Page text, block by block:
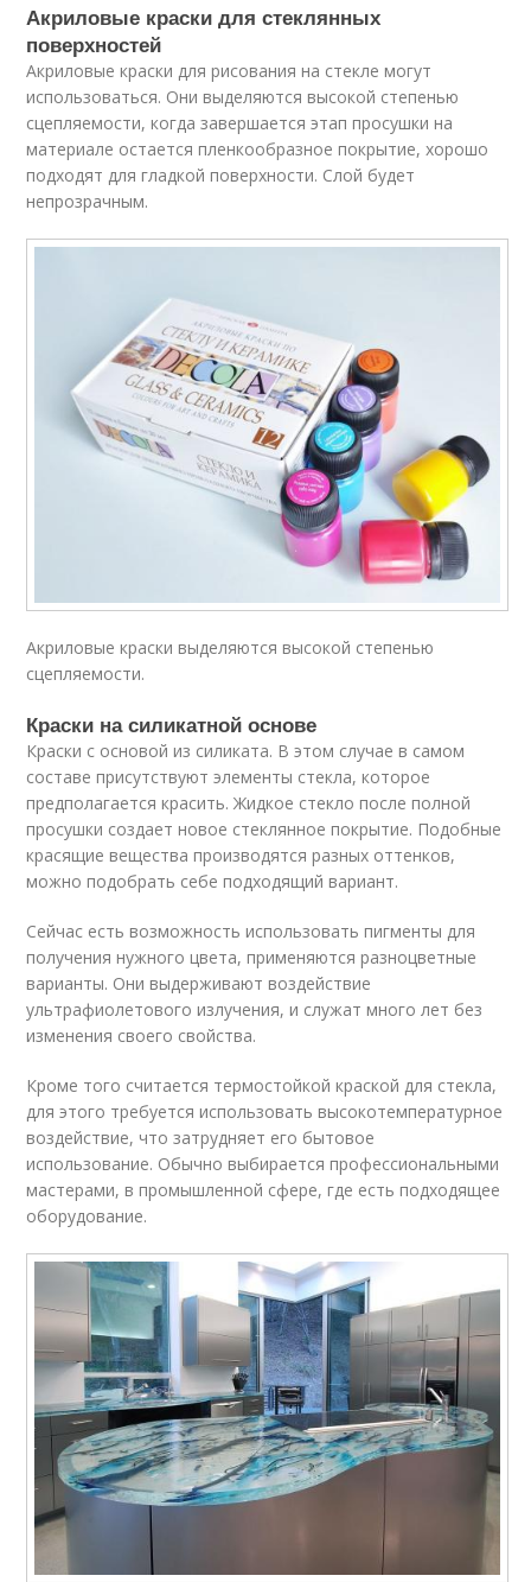
Акриловые краски для стеклянных
поверхностей
Акриловые краски для рисования на стекле могут
использоваться. Они выделяются высокой степенью
сцепляемости, когда завершается этап просушки на
материале остается пленкообразное покрытие, хорошо
подходят для гладкой поверхности. Слой будет
непрозрачным.
Акриловые краски выделяются высокой степенью
сцепляемости.
Краски на силикатной основе
Краски с основой из силиката. В этом случае в самом
составе присутствуют элементы стекла, которое
предполагается красить. Жидкое стекло после полной
просушки создает новое стеклянное покрытие. Подобные
красящие вещества производятся разных оттенков,
можно подобрать себе подходящий вариант.
Сейчас есть возможность использовать пигменты для
получения нужного цвета, применяются разноцветные
варианты. Они выдерживают воздействие
ультрафиолетового излучения, и служат много лет без
изменения своего свойства.
Кроме того считается термостойкой краской для стекла,
для этого требуется использовать высокотемпературное
воздействие, что затрудняет его бытовое
использование. Обычно выбирается профессиональными
мастерами, в промышленной сфере, где есть подходящее
оборудование.